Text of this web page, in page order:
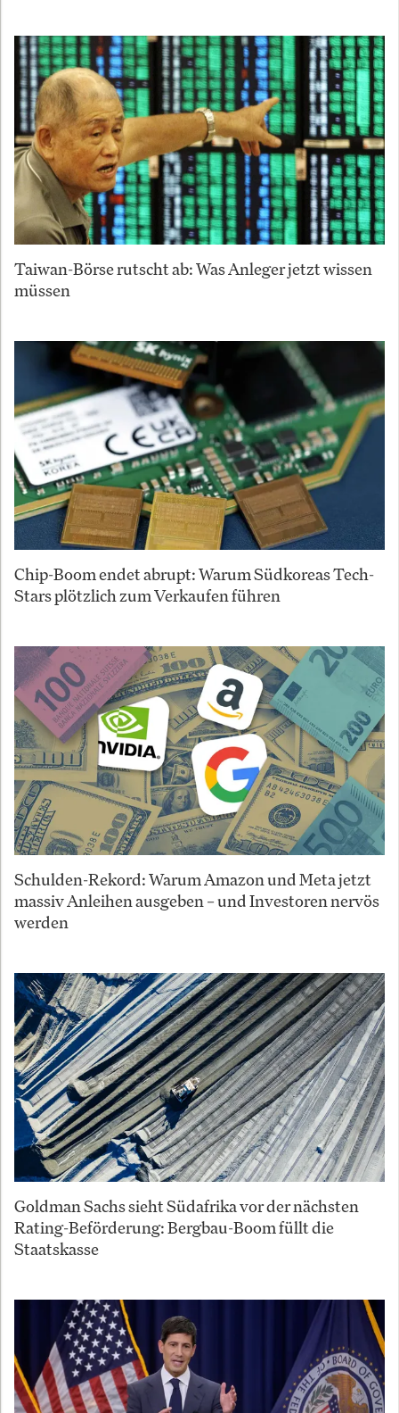
Taiwan-Börse rutscht ab: Was Anleger jetzt wissen
müssen
Chip-Boom endet abrupt: Warum Südkoreas Tech-
Stars plötzlich zum Verkaufen führen
Schulden-Rekord: Warum Amazon und Meta jetzt
massiv Anleihen ausgeben – und Investoren nervös
werden
Goldman Sachs sieht Südafrika vor der nächsten
Rating-Beförderung: Bergbau-Boom füllt die
Staatskasse